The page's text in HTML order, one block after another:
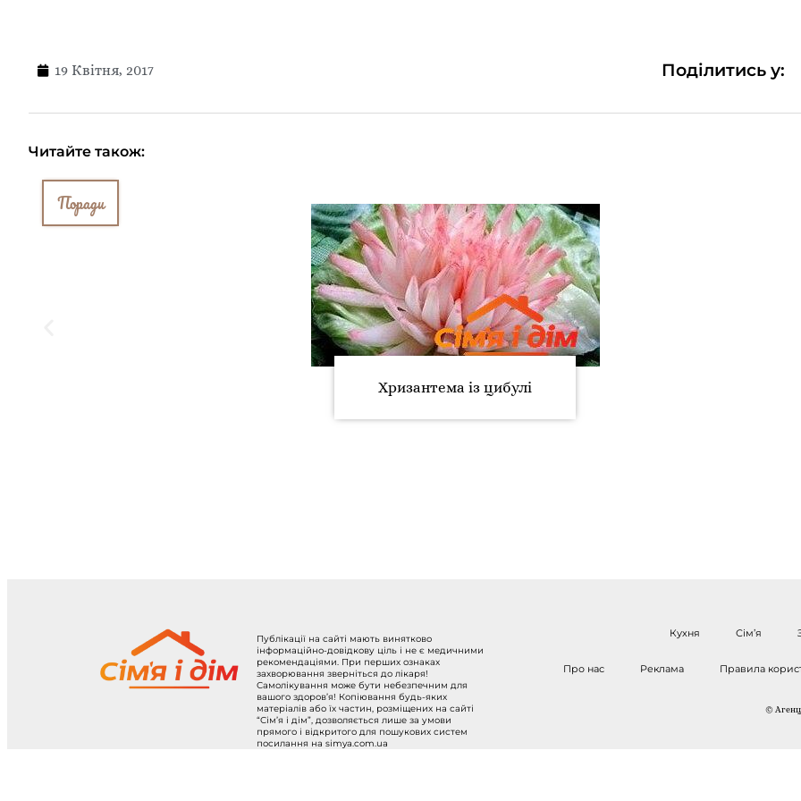
19 Квітня, 2017 Поділитись у:
Читайте також:
Поради
Хризантема із цибулі
Публікації на сайті мають винятково
інформаційно-довідкову ціль і не є медичними
рекомендаціями. При перших ознаках
захворювання зверніться до лікаря!
Самолікування може бути небезпечним для
вашого здоров’я! Копіювання будь-яких
матеріалів або їх частин, розміщених на сайті
“Сім’я і дім”, дозволяється лише за умови
прямого і відкритого для пошукових систем
посилання на simya.com.ua
Кухня Сім’я
Про нас Реклама Правила
©